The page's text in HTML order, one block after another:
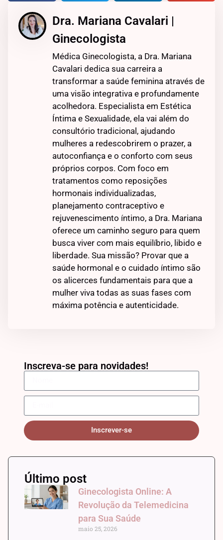
Dra. Mariana Cavalari |
Ginecologista
Médica Ginecologista, a Dra. Mariana
Cavalari dedica sua carreira a
transformar a saúde feminina através de
uma visão integrativa e profundamente
acolhedora. Especialista em Estética
Íntima e Sexualidade, ela vai além do
consultório tradicional, ajudando
mulheres a redescobrirem o prazer, a
autoconfiança e o conforto com seus
próprios corpos. Com foco em
tratamentos como reposições
hormonais individualizadas,
planejamento contraceptivo e
rejuvenescimento íntimo, a Dra. Mariana
oferece um caminho seguro para quem
busca viver com mais equilíbrio, libido e
liberdade. Sua missão? Provar que a
saúde hormonal e o cuidado íntimo são
os alicerces fundamentais para que a
mulher viva todas as suas fases com
máxima potência e autenticidade.
Inscreva-se para novidades!
Inscrever-se
Último post
Ginecologista Online: A
Revolução da Telemedicina
para Sua Saúde
maio 25, 2026